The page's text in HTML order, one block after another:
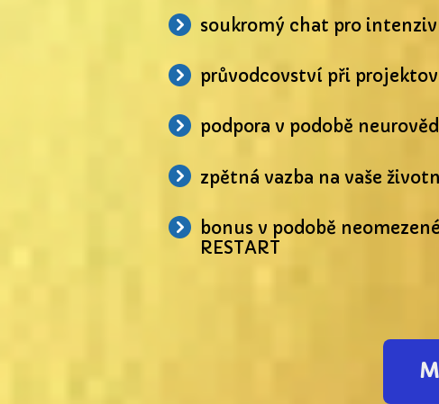
soukromý chat pro
průvodcovství při
podpora v podobě
zpětná vazba na vaše
bonus v podobě
RESTART